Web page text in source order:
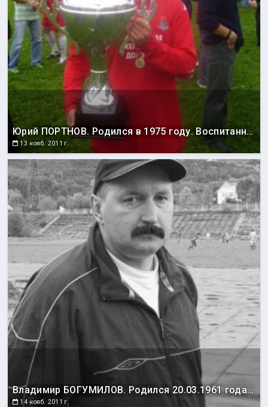
Юрий ПОРТНОВ. Родился в 1975 году. Воспитанник сахалинского футбола. Выступал за команды «Автомобилист» (Южно-Сахалинск), «Рыбак» (Поронайск), «Портовик» (Холмск), «Нефтяник» (Ноглики), «Крылья Сахалина» (Южно-Сахалинск), «Энергия» (Южно-Сахалинск), «Локомотив-Тепличный» (Южно-Сахалинск). Чемпион области 1997, 1999, 2002, 2003 годов. Серебряный призер 1998, 2001,2007 и 2008 годов. Бронзовый призер 1993, 1994, 1995, 2000 годов. Обладатель Кубка области 1993, 1998, 2001, 2002, 2007 годов. Обладатель Суперкубка области 1997 и 1998 годов. Победитель зонального турнира первенства России среди команд ЛФК 2002 года. Участник финального турнира первенства России среди команд ЛФК 2002 года. Бронзовый призер зонального турнира первенства России среди команд ЛФК 2003 года. Всего в первенствах России среди команд ЛФК провел 55 матчей. Бронзовый призер чемпионата Дальнего Востока 1993 года. Обладатель кубка Дальнего Востока 2001 года. Лучший полузащитник области 1997 года.
13 нояб. 2011 г.
Владимир БОГУМИЛОВ. Родился 20.03.1961 года в Гомеле. Выступал за команды «Гомсельмаш», «Импульс» (оба – Гомель), «Локомотив» (Барановичи), «Монтажник» (Якутск), «Сахалинец», «Портовик» (оба – Холмск), «Сахалин» (Южно-Сахалинск). Участник первенств СССР среди кмоанд второй лиги в составе «Гомсельмаша» и «Сахалина». Чемпион Дальнего Востока 1987 года. Неоднократный чемпион Якутской АССР. Чемпион Сахалинской области 1988, 1990, 1991, 1993, 1994 годов. Серебряный призер 1992 года. Обладатель Кубка Сахалинской области 1990, 1991, 1994 годов. Финалист Кубка области 1992 и 1993 годов. С 1998 года Владимир Богумилов является главным тренером «Портовика» (Холмск). Под его руководством команда стала чемпионом области 1999, 2001, 2004, 2007, 2008, 2009, 2011 годов; серебряным призером 1998, 2002, 2003, 2005, 2006 годов; бронзовым призером 2000 года. Обладателем Кубка области 1998, 2003, 2005, 2008, 2009, 2011 годов. Обладателем Суперкубка области 1998, 2005, 2008 годов. Победителем зонального турнира первенства Росси среди команд КФК 2001, 2003, 2004, 2005, 2007 годов, серебряным призером 2002 и 2006 годов, бронзовым призером 2008 года. Обладателем Кубка Дальнего Востока 2003, 2005 и 2006 годов. Бронзовым призером чемпионата Дальнего Востока по мини-футболу 2004 года. Чемпионом области по мини-футболу 2003, 2004 и 2005 годов. Лучший тренер Дальнего Востока 2004 и 2005 годов.
14 нояб. 2011 г.